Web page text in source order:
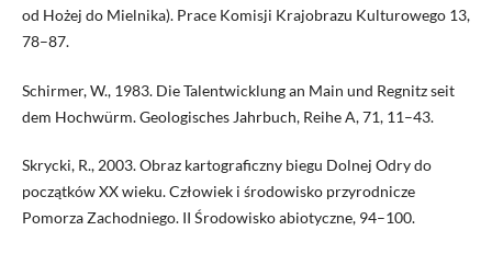
od Hożej do Mielnika). Prace Komisji Krajobrazu Kulturowego 13,
78–87.
Schirmer, W., 1983. Die Talentwicklung an Main und Regnitz seit
dem Hochwürm. Geologisches Jahrbuch, Reihe A, 71, 11–43.
Skrycki, R., 2003. Obraz kartograficzny biegu Dolnej Odry do
początków XX wieku. Człowiek i środowisko przyrodnicze
Pomorza Zachodniego. II Środowisko abiotyczne, 94–100.